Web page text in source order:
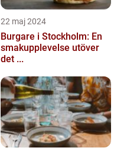
22 maj 2024
Burgare i Stockholm: En
smakupplevelse utöver
det ...